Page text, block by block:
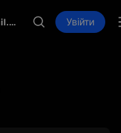
vu***2@gmail.com Увійти